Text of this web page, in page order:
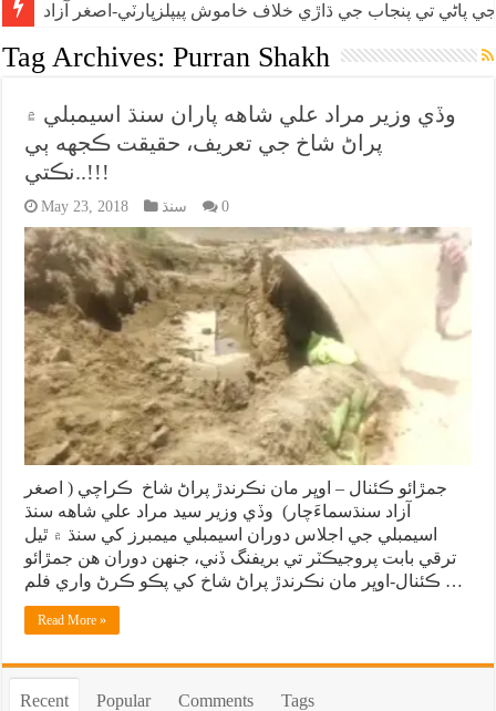
پاڻي تي پنجاب جي ڌاڙي خلاف خاموش پيپلزپارٽي-اصغر آزاد
Tag Archives:Purran Shakh
وڏي وزير مراد علي شاهه پاران سنڌ اسيمبلي ۾
پراڻ شاخ جي تعريف، حقيقت ڪجهه ٻي
نڪتي..!!!
May 23, 2018 سنڌ 0
جمڙائو ڪئنال – اوڀر مان نڪرندڙ پراڻ شاخ ڪراچي ( اصغر
آزاد سنڌسماءَچار) وڏي وزير سيد مراد علي شاهه سنڌ
اسيمبلي جي اجلاس دوران اسيمبلي ميمبرز کي سنڌ ۾ ٿيل
ترقي بابت پروجيڪٽر تي بريفنگ ڏني، جنهن دوران هن جمڙائو
ڪئنال-اوڀر مان نڪرندڙ پراڻ شاخ کي پڪو ڪرڻ واري فلم …
Read More »
Recent Popular Comments Tags